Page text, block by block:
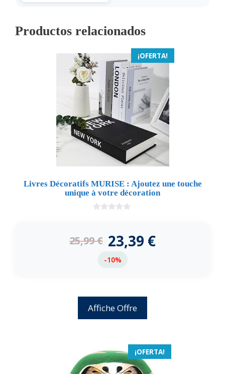
Productos relacionados
¡OFERTA!
Livres Décoratifs MURISE : Ajoutez une touche
unique à votre décoration
5
25,99€ 23,39 €
-10%
Affiche Offre
¡OFERTA!